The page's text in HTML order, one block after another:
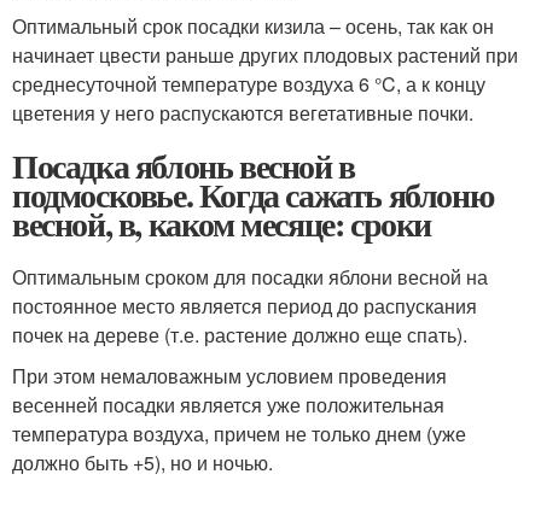
Оптимальный срок посадки кизила – осень, так как он
начинает цвести раньше других плодовых растений при
среднесуточной температуре воздуха 6 °C, а к концу
цветения у него распускаются вегетативные почки.
Посадка яблонь весной в
подмосковье. Когда сажать яблоню
весной, в, каком месяце: сроки
Оптимальным сроком для посадки яблони весной на
постоянное место является период до распускания
почек на дереве (т.е. растение должно еще спать).
При этом немаловажным условием проведения
весенней посадки является уже положительная
температура воздуха, причем не только днем (уже
должно быть +5), но и ночью.